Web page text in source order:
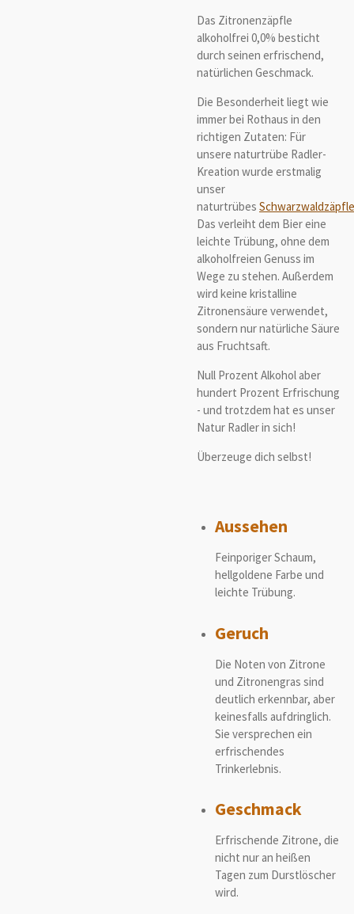
Das Zitronenzäpfle
alkoholfrei 0,0% besticht
durch seinen erfrischend,
natürlichen Geschmack.
Die Besonderheit liegt wie
immer bei Rothaus in den
richtigen Zutaten: Für
unsere naturtrübe Radler-
Kreation wurde erstmalig
unser
naturtrübes Schwarzwaldzäpfle
Das verleiht dem Bier eine
leichte Trübung, ohne dem
alkoholfreien Genuss im
Wege zu stehen. Außerdem
wird keine kristalline
Zitronensäure verwendet,
sondern nur natürliche Säure
aus Fruchtsaft.
Null Prozent Alkohol aber
hundert Prozent Erfrischung
- und trotzdem hat es unser
Natur Radler in sich!
Überzeuge dich selbst!
Aussehen
Feinporiger Schaum,
hellgoldene Farbe und
leichte Trübung.
Geruch
Die Noten von Zitrone
und Zitronengras sind
deutlich erkennbar, aber
keinesfalls aufdringlich.
Sie versprechen ein
erfrischendes
Trinkerlebnis.
Geschmack
Erfrischende Zitrone, die
nicht nur an heißen
Tagen zum Durstlöscher
wird.